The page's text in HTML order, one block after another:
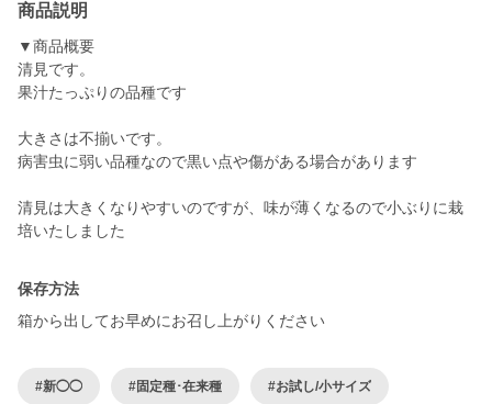
商品説明
▼商品概要
清見です。
果汁たっぷりの品種です
大きさは不揃いです。
病害虫に弱い品種なので黒い点や傷がある場合があります
清見は大きくなりやすいのですが、味が薄くなるので小ぶりに栽
培いたしました
保存方法
箱から出してお早めにお召し上がりください
#新◯◯ #固定種･在来種 #お試し/小サイズ